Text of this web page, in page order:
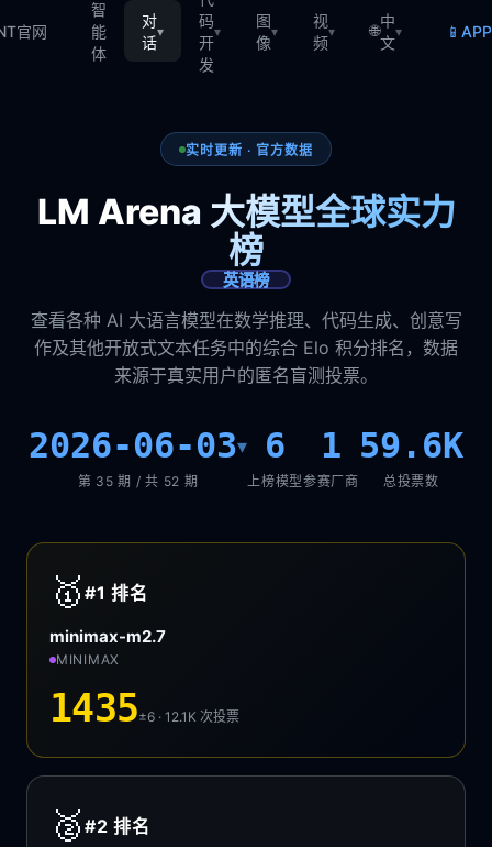
官网
智
能
体
对
话
▾
码
开
发
▾
图
像
▾
视
频
▾ 🌐
中
文
▾ 📱
实时更新 · 官方数据
LM Arena 大模型全球实力
榜
英语榜
查看各种 AI 大语言模型在数学推理、代码生成、创意写
作及其他开放式文本任务中的综合 Elo 积分排名，数据
来源于真实用户的匿名盲测投票。
2026-06-03▾
第 35 期 / 共 52 期
6
上榜模型
1
参赛厂商
59.6K
总投票数
🥇 #1排名
minimax-m2.7
MINIMAX
1435±6 · 12.1K次投票
🥈 #2排名